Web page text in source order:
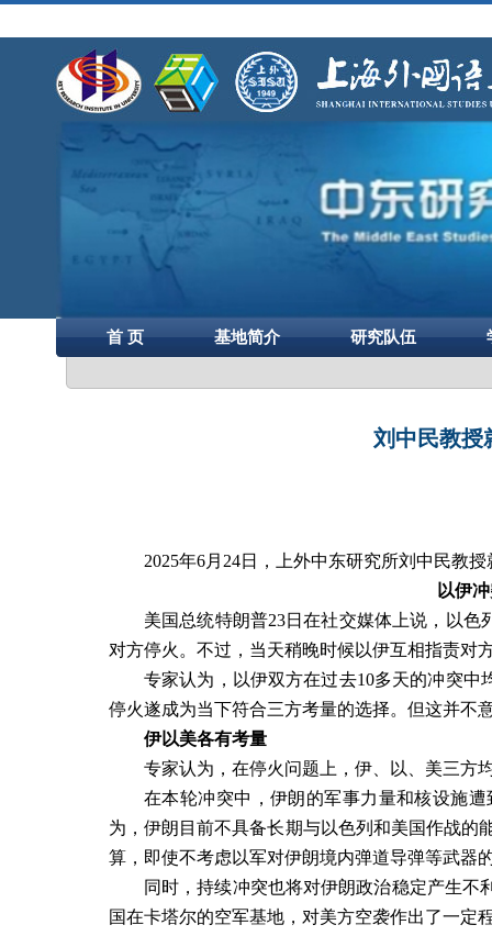
首 页 基地简介 研究队伍
刘中民教授
2025年6月 24日 ，上外中东研究所刘中民教授
以伊
美国总统特朗普23日在社交媒体上说，以色
对方停火。不过，当天稍晚时候以伊互相指责对
专家认为，以伊双方在过去10多天的冲突中
停火遂成为当下符合三方考量的选择。但这并不
伊以美各有考量
专家认为，在停火问题上，伊、以、美三方
在本轮冲突中，伊朗的军事力量和核设施
为，伊朗目前不具备长期与以色列和美国作战的
算，即使不考虑以军对伊朗境内弹道导弹等武器
同时，持续冲突也将对伊朗政治稳定产生
国在卡塔尔的空军基地，对美方空袭作出了一定